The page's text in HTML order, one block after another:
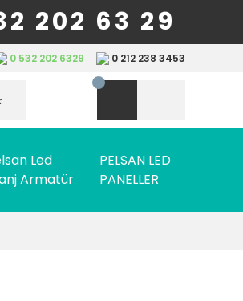
202 63 29
0 532 202 6329 0 212 238 3453
Led
Armatür
PELSAN LED
PANELLER